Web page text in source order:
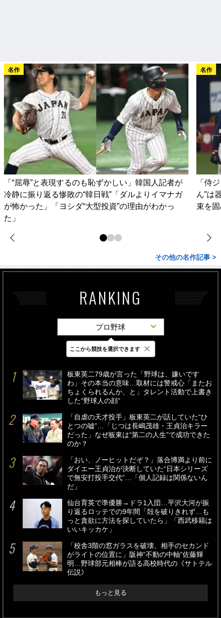
名作
「“屈辱”と表現するのも恥ずかしい」韓国人記者が
冷静に振り返る惨敗の“韓日戦”「ダルよりイマナガ
が怖かった」「ヨシダ“大型投資”の理由がわかっ
た」
名作
「侍
ん”は
束を
その他の名作記事 >
RANKING
プロ野球
最新 24時間 週間
板東英二79歳が言った「野球は、嫌いです
わ」その本当の意味…取材には警戒心「またお
ちょくられるんか、と」タレント活動で上書き
した“野球人の顔”
「自虐の天才投手」板東英二が話していた“ひ
とつの嘘”…「じつは長嶋茂雄・王貞治キラー
だった」なぜ板東は“第二の人生”で成功できた
のか？
「おい、ノーヒットだぞ？」落合博満より前に
ダイエー王貞治が決断していた“日本シリーズ
で無安打投手交代”…「個人記録は関係ないん
だ」
仙台育英で準優勝→ドラ1入団…平沢大河が振
り返るロッテでの9年間「殻を破りきれず…も
っと貪欲に方法を探していたら」「西武移籍は
いいキッカケ」
「校舎3階の窓ガラスを破壊、相手のセカンド
がライトの位置に」阪神“不動の中軸”佐藤輝
明…野球部元相棒が語る高校時代の《サトテル
伝説》
もっと見る
ここから競技を選択できます ×